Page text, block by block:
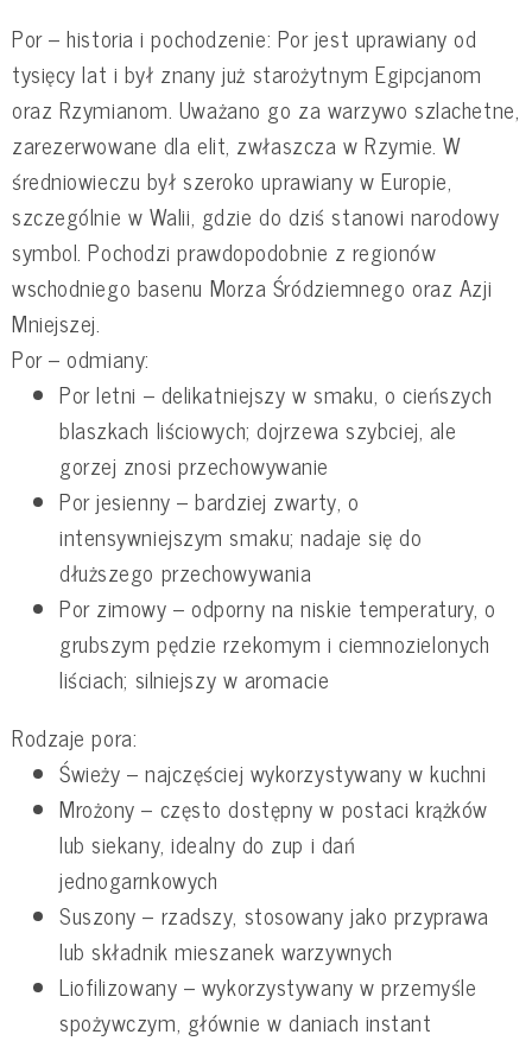
Por – historia i pochodzenie: Por jest uprawiany od
tysięcy lat i był znany już starożytnym Egipcjanom
oraz Rzymianom. Uważano go za warzywo szlachetne,
zarezerwowane dla elit, zwłaszcza w Rzymie. W
średniowieczu był szeroko uprawiany w Europie,
szczególnie w Walii, gdzie do dziś stanowi narodowy
symbol. Pochodzi prawdopodobnie z regionów
wschodniego basenu Morza Śródziemnego oraz Azji
Mniejszej.
Por – odmiany:
Por letni – delikatniejszy w smaku, o cieńszych
blaszkach liściowych; dojrzewa szybciej, ale
gorzej znosi przechowywanie
Por jesienny – bardziej zwarty, o
intensywniejszym smaku; nadaje się do
dłuższego przechowywania
Por zimowy – odporny na niskie temperatury, o
grubszym pędzie rzekomym i ciemnozielonych
liściach; silniejszy w aromacie
Rodzaje pora:
Świeży – najczęściej wykorzystywany w kuchni
Mrożony – często dostępny w postaci krążków
lub siekany, idealny do zup i dań
jednogarnkowych
Suszony – rzadszy, stosowany jako przyprawa
lub składnik mieszanek warzywnych
Liofilizowany – wykorzystywany w przemyśle
spożywczym, głównie w daniach instant